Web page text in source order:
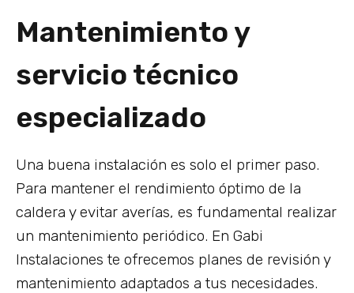
Mantenimiento y
servicio técnico
especializado
Una buena instalación es solo el primer paso.
Para mantener el rendimiento óptimo de la
caldera y evitar averías, es fundamental realizar
un mantenimiento periódico. En Gabi
Instalaciones te ofrecemos planes de revisión y
mantenimiento adaptados a tus necesidades.